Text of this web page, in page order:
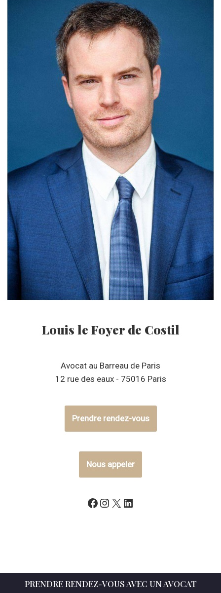
Louis le Foyer de Costil
Avocat au Barreau de Paris
12 rue des eaux - 75016 Paris
Prendre rendez-vous
Nous appeler
PRENDRE RENDEZ-VOUS AVEC UN AVOCAT